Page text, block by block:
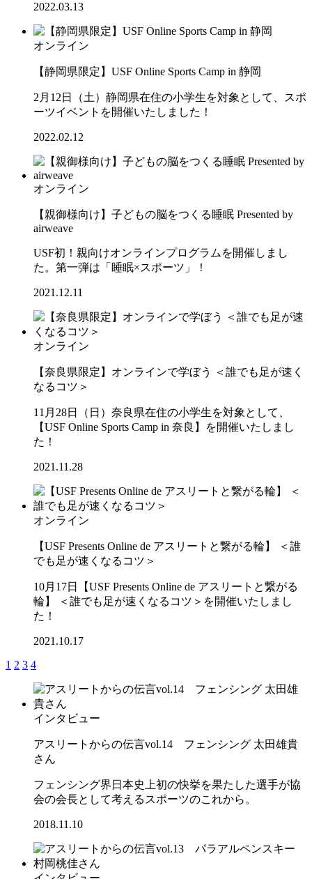
2022.03.13
オンライン
【静岡県限定】USF Online Sports Camp in 静岡
2月12日（土）静岡県在住の小学生を対象として、スポ
ーツイベントを開催いたしました！
2022.02.12
オンライン
【親御様向け】子どもの脳をつくる睡眠 Presented by
airweave
USF初！親向けオンラインプログラムを開催しまし
た。第一弾は「睡眠×スポーツ」！
2021.12.11
オンライン
【奈良県限定】オンラインで学ぼう ＜誰でも足が速く
なるコツ＞
11月28日（日）奈良県在住の小学生を対象として、
【USF Online Sports Camp in 奈良】を開催いたしまし
た！
2021.11.28
オンライン
【USF Presents Online de アスリートと繋がる輪】 ＜誰
でも足が速くなるコツ＞
10月17日【USF Presents Online de アスリートと繋がる
輪】 ＜誰でも足が速くなるコツ＞を開催いたしまし
た！
2021.10.17
1 2 3 4
インタビュー
アスリートからの伝言vol.14 フェンシング 太田雄貴
さん
フェンシング界日本史上初の快挙を果たした選手が協
会の会長として考えるスポーツのこれから。
2018.11.10